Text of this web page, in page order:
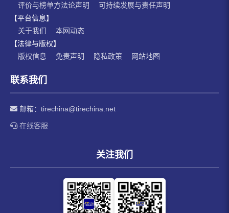
评价与榜单方法论声明
可持续发展与责任声明
【平台信息】
关于我们
本网动态
【法律与版权】
版权信息
免责声明 隐私政策 网站地图
联系我们
邮箱： tirechina@tirechina.net
在线客服
关注我们